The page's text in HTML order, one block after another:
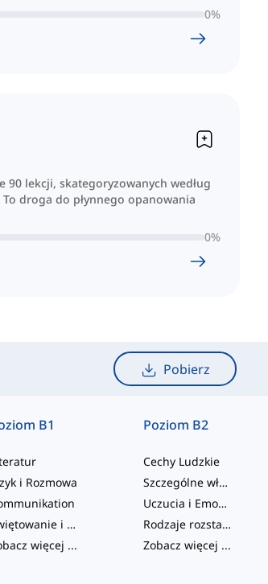
0%
90 lekcji, skategoryzowanych według
droga do płynnego opanowania
0%
Pobierz
B1
i Rozmowa
Świętowanie i Imprezy
więcej ...
Poziom B2
Cechy Ludzkie
Szczególne właściwości i cechy
Uczucia i Emocje
Rodzaje rozstania i zakończenia związków
Zobacz więcej ...